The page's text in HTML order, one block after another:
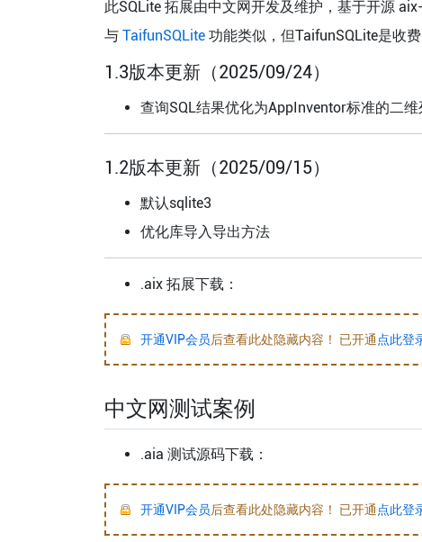
此SQLite 拓展由中文网开发及维护，基于开源 aix-
与 TaifunSQLite功能类似，但TaifunSQLite是收费
1.3版本更新（2025/09/24）
查询SQL结果优化为AppInventor标准的二
1.2版本更新（2025/09/15）
默认sqlite3
优化库导入导出方法
.aix 拓展下载：
开通VIP会员后查看此处隐藏内容！ 已开通 点此登
中文网测试案例
.aia 测试源码下载：
开通VIP会员后查看此处隐藏内容！ 已开通 点此登